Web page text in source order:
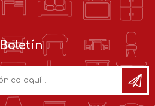
Boletín